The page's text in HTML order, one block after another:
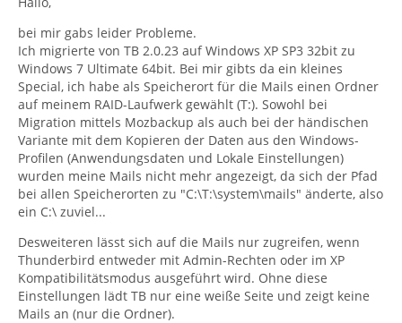
bei mir gabs leider Probleme.
Ich migrierte von TB 2.0.23 auf Windows XP SP3 32bit zu
Windows 7 Ultimate 64bit. Bei mir gibts da ein kleines
Special, ich habe als Speicherort für die Mails einen Ordner
auf meinem RAID-Laufwerk gewählt (T:). Sowohl bei
Migration mittels Mozbackup als auch bei der händischen
Variante mit dem Kopieren der Daten aus den Windows-
Profilen (Anwendungsdaten und Lokale Einstellungen)
wurden meine Mails nicht mehr angezeigt, da sich der Pfad
bei allen Speicherorten zu "C:\T:\system\mails" änderte, also
ein C:\ zuviel...
Desweiteren lässt sich auf die Mails nur zugreifen, wenn
Thunderbird entweder mit Admin-Rechten oder im XP
Kompatibilitätsmodus ausgeführt wird. Ohne diese
Einstellungen lädt TB nur eine weiße Seite und zeigt keine
Mails an (nur die Ordner).